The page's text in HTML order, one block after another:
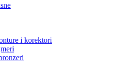
i korektori